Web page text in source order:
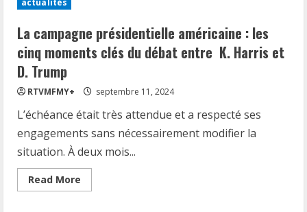
personnes
ont
perdu
suite
à
attaque
israélienne
contre
école.
actualités
La campagne présidentielle américaine : les
cinq moments clés du débat entre K. Harris et
D. Trump
RTVMFMY+ septembre 11, 2024
L’échéance était très attendue et a respecté ses
engagements sans nécessairement modifier la
situation. À deux mois...
Read More
more